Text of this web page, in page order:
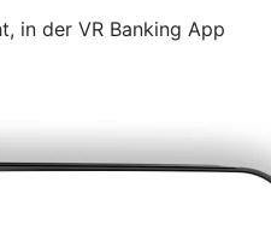
in der VR Banking App